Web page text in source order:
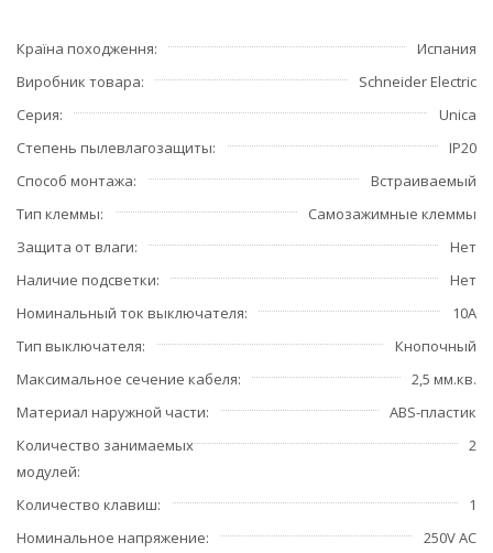
Країна походження
Испания
Виробник товара
Schneider Electric
Серия
Unica
Степень пылевлагозащиты
IP20
Способ монтажа
Встраиваемый
Тип клеммы
Самозажимные клеммы
Защита от влаги
Нет
Наличие подсветки
Нет
Номинальный ток выключателя
10А
Тип выключателя
Кнопочный
Максимальное сечение кабеля
2,5 мм.кв.
Материал наружной части
ABS-пластик
Количество занимаемых
модулей
2
Количество клавиш
1
Номинальное напряжение
250V AC